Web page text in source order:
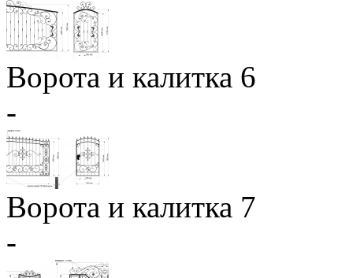
Ворота и калитка 6
-
Ворота и калитка 7
-